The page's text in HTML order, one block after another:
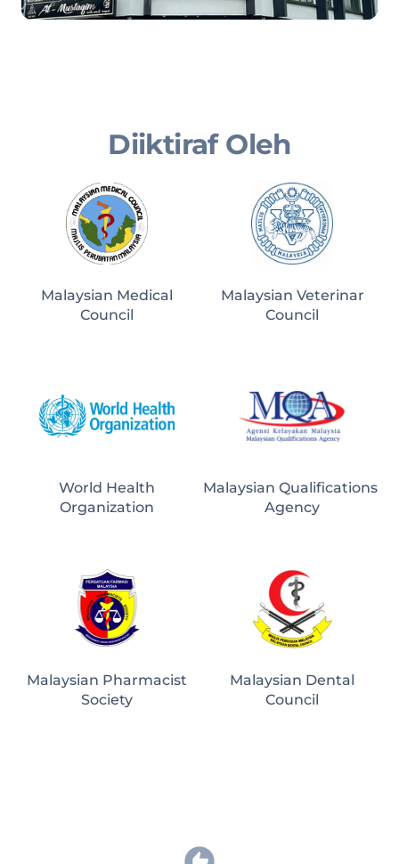
Diiktiraf Oleh
Malaysian Medical
Council
Malaysian Veterinar
Council
World Health
Organization
Malaysian Qualifications
Agency
Malaysian Pharmacist
Society
Malaysian Dental
Council